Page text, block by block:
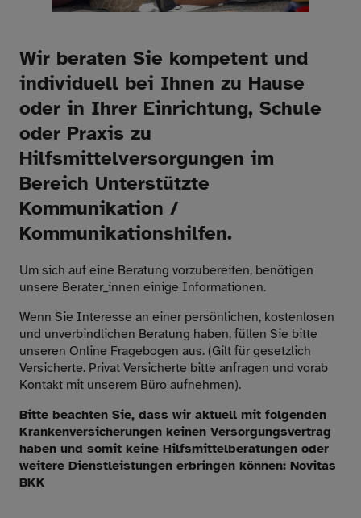
Wir beraten Sie kompetent und
individuell bei Ihnen zu Hause
oder in Ihrer Einrichtung, Schule
oder Praxis zu
Hilfsmittelversorgungen im
Bereich Unterstützte
Kommunikation /
Kommunikationshilfen.
Um sich auf eine Beratung vorzubereiten, benötigen
unsere Berater_innen einige Informationen.
Wenn Sie Interesse an einer persönlichen, kostenlosen
und unverbindlichen Beratung haben, füllen Sie bitte
unseren Online Fragebogen aus. (Gilt für gesetzlich
Versicherte. Privat Versicherte bitte anfragen und vorab
Kontakt mit unserem Büro aufnehmen).
Bitte beachten Sie, dass wir aktuell mit folgenden
Krankenversicherungen keinen Versorgungsvertrag
haben und somit keine Hilfsmittelberatungen oder
weitere Dienstleistungen erbringen können: Novitas
BKK